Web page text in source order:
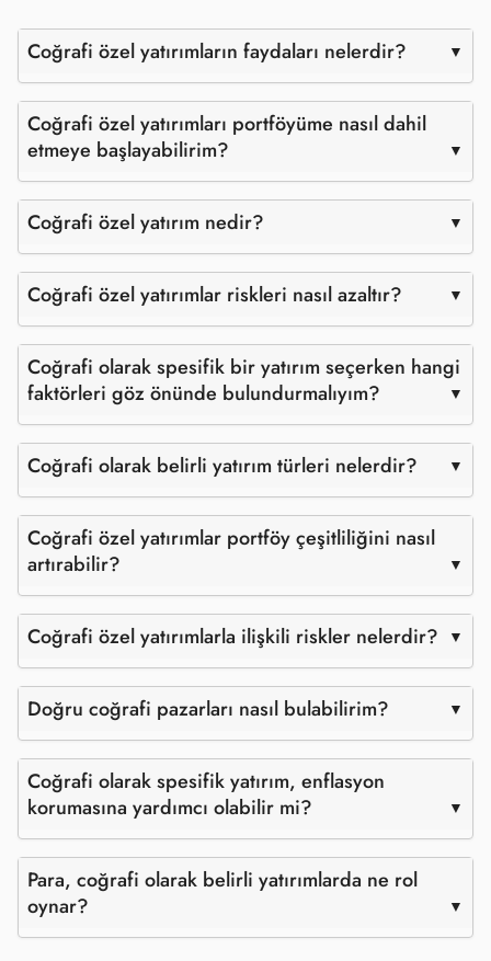
Coğrafi özel yatırımların faydaları nelerdir?
Coğrafi özel yatırımları portföyüme nasıl dahil
etmeye başlayabilirim?
Coğrafi özel yatırım nedir?
Coğrafi özel yatırımlar riskleri nasıl azaltır?
Coğrafi olarak spesifik bir yatırım seçerken hangi
faktörleri göz önünde bulundurmalıyım?
Coğrafi olarak belirli yatırım türleri nelerdir?
Coğrafi özel yatırımlar portföy çeşitliliğini nasıl
artırabilir?
Coğrafi özel yatırımlarla ilişkili riskler nelerdir?
Doğru coğrafi pazarları nasıl bulabilirim?
Coğrafi olarak spesifik yatırım, enflasyon
korumasına yardımcı olabilir mi?
Para, coğrafi olarak belirli yatırımlarda ne rol
oynar?